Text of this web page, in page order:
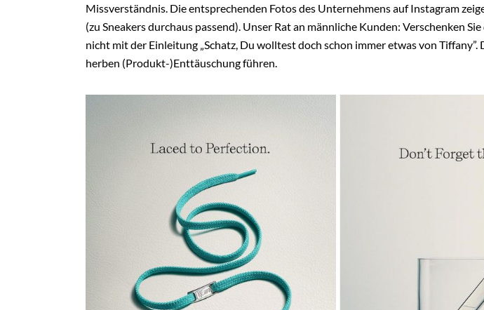
Missverständnis. Die entsprechenden Fotos des Unternehmens auf Instagram
(zu Sneakers durchaus passend). Unser Rat an männliche Kunden: Verschenken
nicht mit der Einleitung „Schatz, Du wolltest doch schon immer etwas von Tiffany”.
herben (Produkt-)Enttäuschung führen.